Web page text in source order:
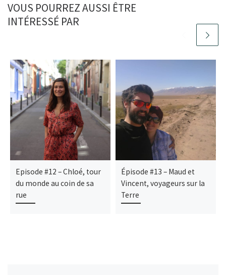
VOUS POURREZ AUSSI ÊTRE
INTÉRESSÉ PAR
Episode #12 – Chloé, tour
du monde au coin de sa
rue
Épisode #13 – Maud et
Vincent, voyageurs sur la
Terre